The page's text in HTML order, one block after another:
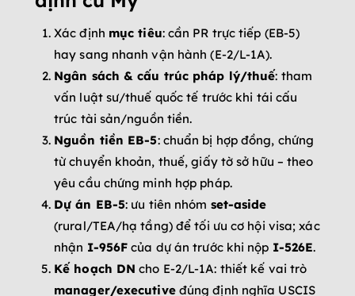
Xác định mục tiêu: cần PR trực tiếp (EB-5)
hay sang nhanh vận hành (E-2/L-1A).
Ngân sách & cấu trúc pháp lý/thuế: tham
vấn luật sư/thuế quốc tế trước khi tái cấu
trúc tài sản/nguồn tiền.
Nguồn tiền EB-5: chuẩn bị hợp đồng, chứng
từ chuyển khoản, thuế, giấy tờ sở hữu – theo
yêu cầu chứng minh hợp pháp.
Dự án EB-5: ưu tiên nhóm set-aside
(rural/TEA/hạ tầng) để tối ưu cơ hội visa; xác
nhận I-956F của dự án trước khi nộp I-526E.
Kế hoạch DN cho E-2/L-1A: thiết kế vai trò
manager/executiveđúng định nghĩa USCIS